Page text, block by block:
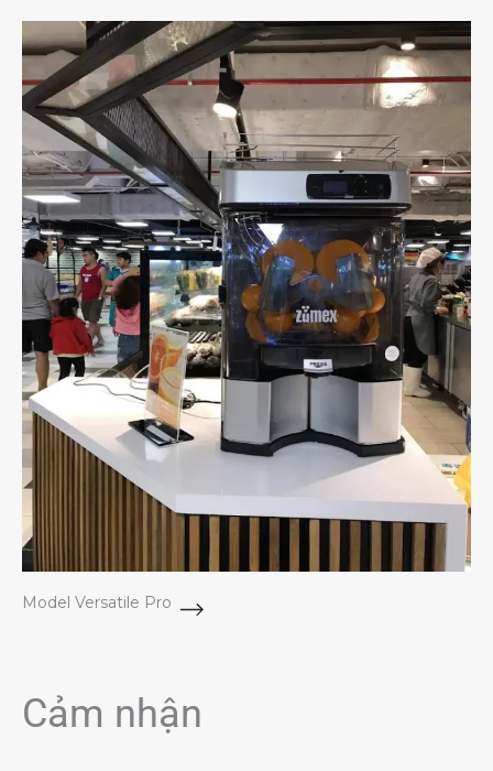
Model Versatile Pro
Cảm nhận